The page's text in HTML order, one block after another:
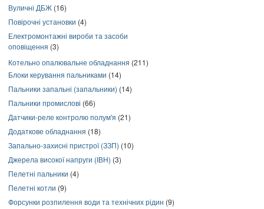
Вуличні ДБЖ (16)
Повірочні установки (4)
Електромонтажні вироби та засоби
оповіщення (3)
Котельно опалювальне обладнання (211)
Блоки керування пальниками (14)
Пальники запальні (запальники) (14)
Пальники промислові (66)
Датчики-реле контролю полум'я (21)
Додаткове обладнання (18)
Запально-захисні пристрої (ЗЗП) (10)
Джерела високої напруги (ІВН) (3)
Пелетні пальники (4)
Пелетні котли (9)
Форсунки розпилення води та технічних рідин (9)